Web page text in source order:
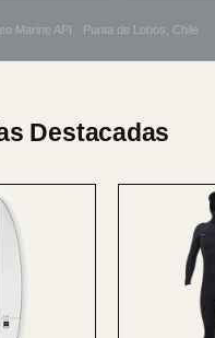
Marine API · Punta de Lobos, Chile
Destacadas